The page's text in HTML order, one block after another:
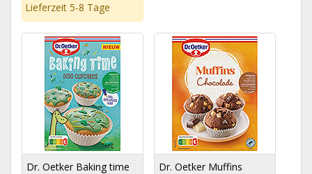
Lieferzeit 5-8 Tage
Dr. Oetker Baking time
Dr. Oetker Muffins